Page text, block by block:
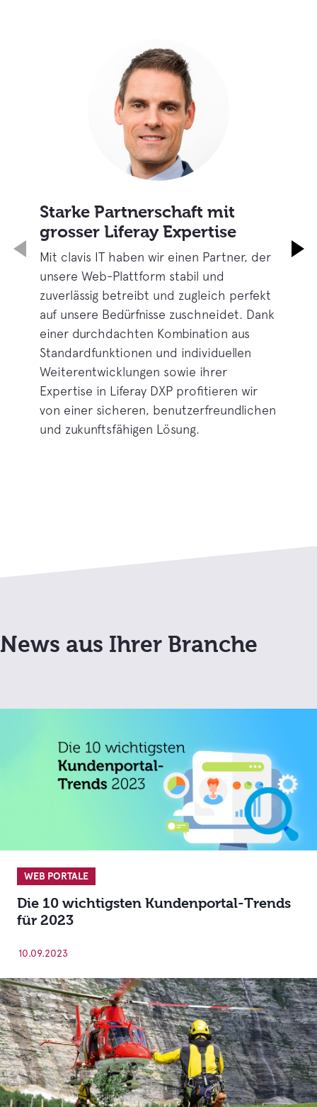
Starke Partnerschaft mit
grosser Liferay Expertise
Mit clavis IT haben wir einen Partner, der
unsere Web-Plattform stabil und
zuverlässig betreibt und zugleich perfekt
auf unsere Bedürfnisse zuschneidet. Dank
einer durchdachten Kombination aus
Standardfunktionen und individuellen
Weiterentwicklungen sowie ihrer
Expertise in Liferay DXP profitieren wir
von einer sicheren, benutzerfreundlichen
und zukunftsfähigen Lösung.
News aus Ihrer Branche
WEB PORTALE
Die 10 wichtigsten Kundenportal-Trends
für 2023
10.09.2023